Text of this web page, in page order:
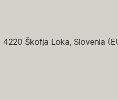
Škofja Loka, Slovenia